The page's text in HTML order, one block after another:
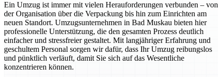
Ein Umzug ist immer mit vielen Herauforderungen verbunden – von
der Organisation über die Verpackung bis hin zum Einrichten am
neuen Standort. Umzugsunternehmen in Bad Muskau bieten hier
professionelle Unterstützung, die den gesamten Prozess deutlich
einfacher und stressfreier gestaltet. Mit langjähriger Erfahrung und
geschultem Personal sorgen wir dafür, dass Ihr Umzug reibungslos
und pünktlich verläuft, damit Sie sich auf das Wesentliche
konzentrieren können.